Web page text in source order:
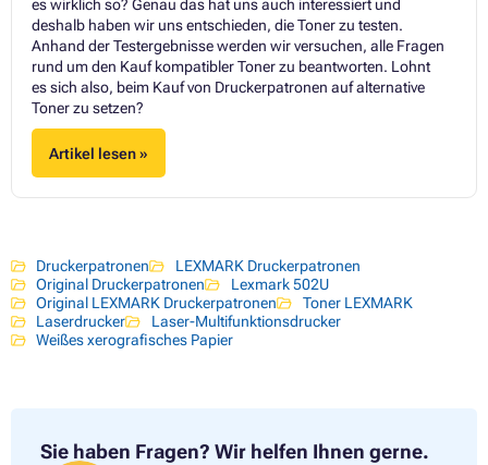
es wirklich so? Genau das hat uns auch interessiert und
deshalb haben wir uns entschieden, die Toner zu testen.
Anhand der Testergebnisse werden wir versuchen, alle Fragen
rund um den Kauf kompatibler Toner zu beantworten. Lohnt
es sich also, beim Kauf von Druckerpatronen auf alternative
Toner zu setzen?
Artikel lesen »
Druckerpatronen
LEXMARK Druckerpatronen
Original Druckerpatronen
Lexmark 502U
Original LEXMARK Druckerpatronen
Toner LEXMARK
Laserdrucker
Laser-Multifunktionsdrucker
Weißes xerografisches Papier
Sie haben Fragen? Wir helfen Ihnen gerne.